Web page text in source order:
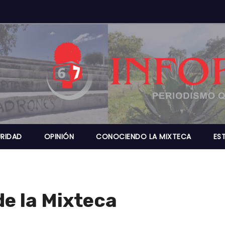
OPINIÓN CONOCIENDO LA MIXTECA
la Mixteca